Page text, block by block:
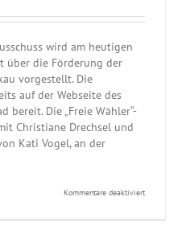
wird am heutigen
über die Förderung der
vorgestellt. Die
auf der Webseite des
bereit. Die „Freie Wähler“-
Christiane Drechsel und
Kati Vogel, an der
Kommentare deaktiviertfür